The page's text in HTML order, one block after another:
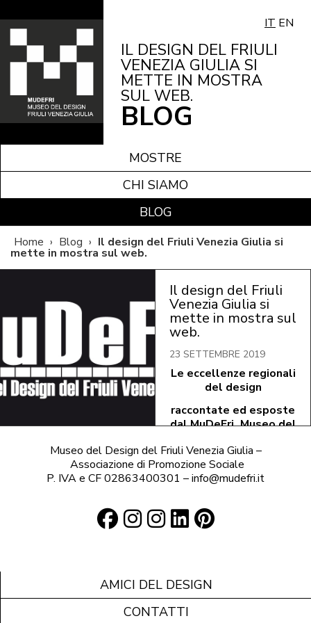
IT EN
IL DESIGN DEL FRIULI
VENEZIA GIULIA SI
METTE IN MOSTRA
SUL WEB.
BLOG
MOSTRE
CHI SIAMO
BLOG
Home › Blog › Il design del Friuli Venezia Giulia si
mette in mostra sul web.
Il design del Friuli
Venezia Giulia si
mette in mostra sul
web.
23 SETTEMBRE 2019
Le eccellenze regionali
del design
raccontate ed esposte
dal MuDeFri_Museo del
Venezia Giulia.
Il design in Friuli Venezia
Giulia ha trovato uno
eccellenze produttive e i
suoi stimati protagonisti.
Museo del Design del Friuli Venezia Giulia –
Associazione di Promozione Sociale
P. IVA e CF 02863400301 – info@mudefri.it
AMICI DEL DESIGN
CONTATTI